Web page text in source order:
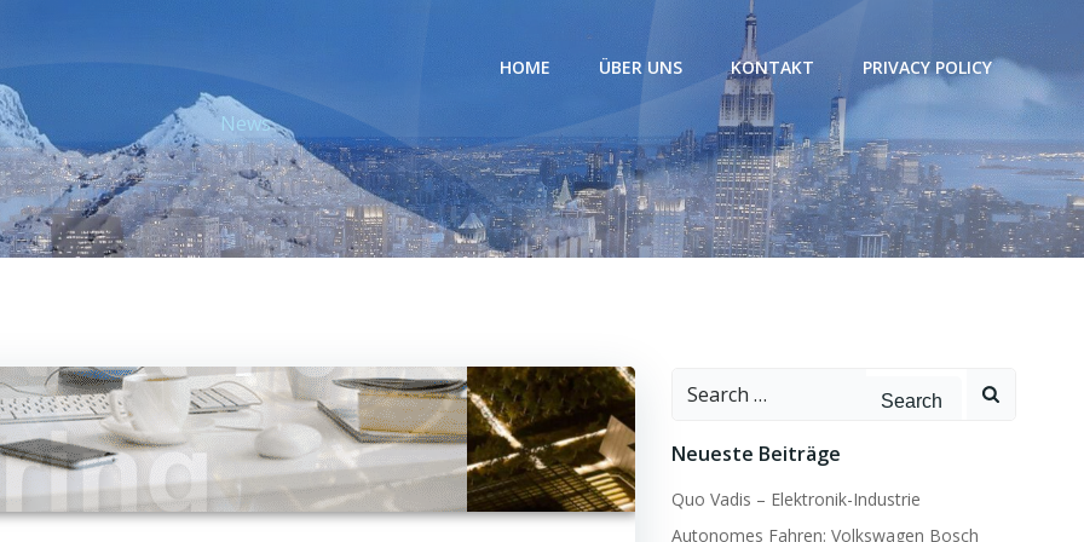
HOME ÜBER UNS KONTAKT PRIVACY POLICY
News
Search
Neueste Beiträge
Quo Vadis – Elektronik-Industrie
Autonomes Fahren: Volkswagen Bosch